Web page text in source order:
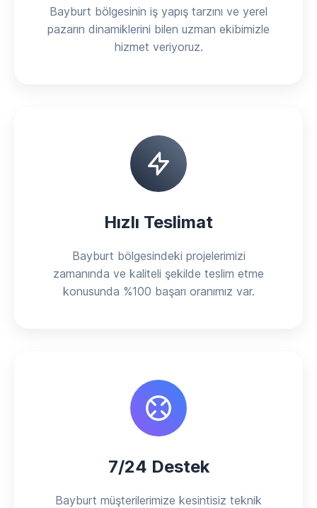
Bayburt bölgesinin iş yapış tarzını ve yerel
pazarın dinamiklerini bilen uzman ekibimizle
hizmet veriyoruz.
Hızlı Teslimat
Bayburt bölgesindeki projelerimizi
zamanında ve kaliteli şekilde teslim etme
konusunda %100 başarı oranımız var.
7/24 Destek
Bayburt müşterilerimize kesintisiz teknik